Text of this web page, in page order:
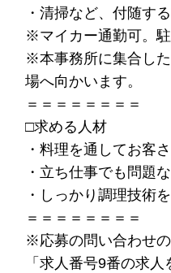
・清掃など、付随す
※マイカー通勤可。駐
※本事務所に集合し
場へ向かいます。
＝＝＝＝＝＝＝＝
□求める人材
・料理を通してお客
・立ち仕事でも問題
・しっかり調理技術
＝＝＝＝＝＝＝＝
※応募の問い合わせ
「求人番号9番の求